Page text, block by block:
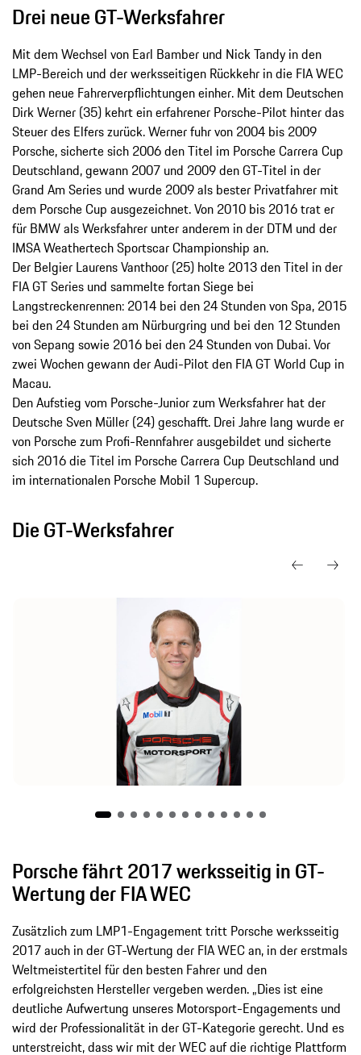
Drei neue GT-Werksfahrer
Mit dem Wechsel von Earl Bamber und Nick Tandy in den
LMP-Bereich und der werksseitigen Rückkehr in die FIA WEC
gehen neue Fahrerverpflichtungen einher. Mit dem Deutschen
Dirk Werner (35) kehrt ein erfahrener Porsche-Pilot hinter das
Steuer des Elfers zurück. Werner fuhr von 2004 bis 2009
Porsche, sicherte sich 2006 den Titel im Porsche Carrera Cup
Deutschland, gewann 2007 und 2009 den GT-Titel in der
Grand Am Series und wurde 2009 als bester Privatfahrer mit
dem Porsche Cup ausgezeichnet. Von 2010 bis 2016 trat er
für BMW als Werksfahrer unter anderem in der DTM und der
IMSA Weathertech Sportscar Championship an.
Der Belgier Laurens Vanthoor (25) holte 2013 den Titel in der
FIA GT Series und sammelte fortan Siege bei
Langstreckenrennen: 2014 bei den 24 Stunden von Spa, 2015
bei den 24 Stunden am Nürburgring und bei den 12 Stunden
von Sepang sowie 2016 bei den 24 Stunden von Dubai. Vor
zwei Wochen gewann der Audi-Pilot den FIA GT World Cup in
Macau.
Den Aufstieg vom Porsche-Junior zum Werksfahrer hat der
Deutsche Sven Müller (24) geschafft. Drei Jahre lang wurde er
von Porsche zum Profi-Rennfahrer ausgebildet und sicherte
sich 2016 die Titel im Porsche Carrera Cup Deutschland und
im internationalen Porsche Mobil 1 Supercup.
Die GT-Werksfahrer
Porsche fährt 2017 werksseitig in GT-
Wertung der FIA WEC
Zusätzlich zum LMP1-Engagement tritt Porsche werksseitig
2017 auch in der GT-Wertung der FIA WEC an, in der erstmals
Weltmeistertitel für den besten Fahrer und den
erfolgreichsten Hersteller vergeben werden. „Dies ist eine
deutliche Aufwertung unseres Motorsport-Engagements und
wird der Professionalität in der GT-Kategorie gerecht. Und es
unterstreicht, dass wir mit der WEC auf die richtige Plattform